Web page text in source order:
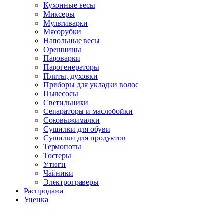
Кухонные весы
Миксеры
Мультиварки
Мясорубки
Напольные весы
Орешницы
Пароварки
Парогенераторы
Плиты, духовки
Приборы для укладки волос
Пылесосы
Светильники
Сепараторы и маслобойки
Соковыжималки
Сушилки для обуви
Сушилки для продуктов
Термопоты
Тостеры
Утюги
Чайники
Электрограверы
Распродажа
Уценка